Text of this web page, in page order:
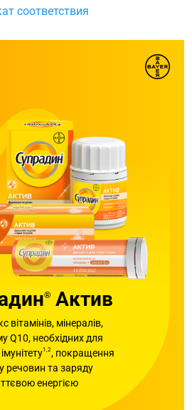
соответствия
® Актив
вітамінів, мінералів,
Q10, необхідних для
1,2, покращення
речовин та заряду
енергією